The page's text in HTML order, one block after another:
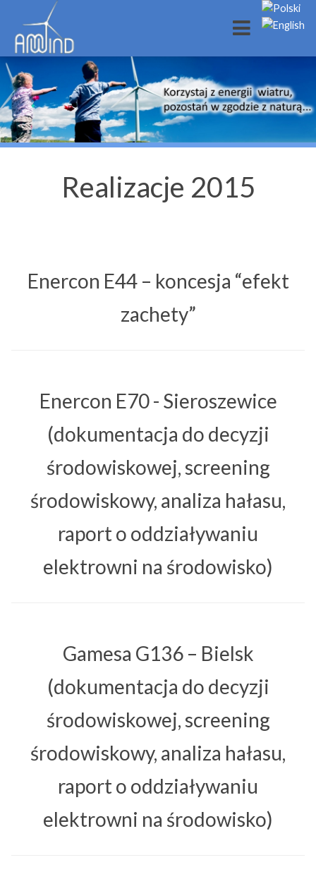
Realizacje 2015
Enercon E44 – koncesja “efekt
zachety”
Enercon E70 - Sieroszewice
(dokumentacja do decyzji
środowiskowej, screening
środowiskowy, analiza hałasu,
raport o oddziaływaniu
elektrowni na środowisko)
Gamesa G136 – Bielsk
(dokumentacja do decyzji
środowiskowej, screening
środowiskowy, analiza hałasu,
raport o oddziaływaniu
elektrowni na środowisko)